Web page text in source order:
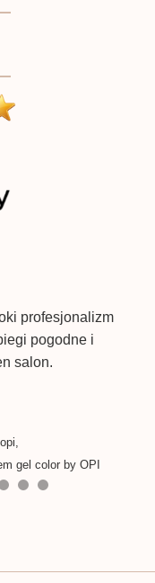
profesjonalizm
pogodne i
salon.
gel color by OPI